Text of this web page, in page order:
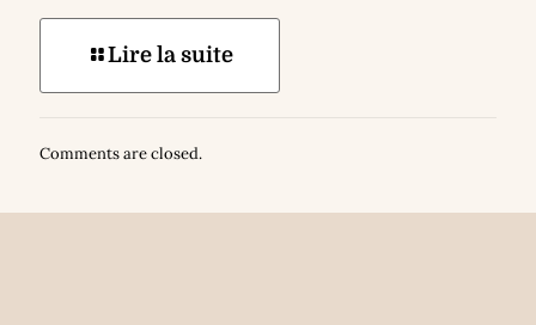
Lire la suite
Comments are closed.